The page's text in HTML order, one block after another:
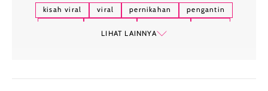
kisah viral viral pernikahan
pengantin
LIHAT LAINNYA